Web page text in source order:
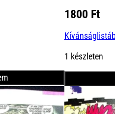
1800 Ft
1 készleten